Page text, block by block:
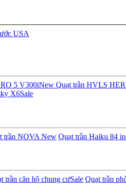
USA
5 V300iNew Quạt trần HVLS
X6Sale
trần NOVA New Quạt trần Haiku 84
trần căn hộ chung cưSale Quạt trần